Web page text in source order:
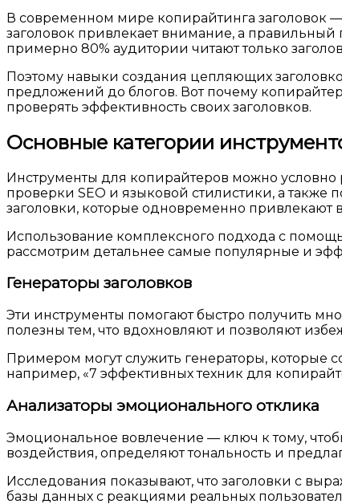
В современном мире копирайтинга заголовок
заголовок привлекает внимание, а правильный
примерно 80% аудитории читают только
Поэтому навыки создания цепляющих
предложений до блогов. Вот почему
проверять эффективность своих заголовков.
Основные категории
Инструменты для копирайтеров можно условно
проверки SEO и языковой стилистики, а также
заголовки, которые одновременно
Использование комплексного подхода с
рассмотрим детальнее самые популярные и
Генераторы заголовков
Эти инструменты помогают быстро получить
полезны тем, что вдохновляют и позволяют
Примером могут служить генераторы, которые
например, «7 эффективных техник для
Анализаторы эмоционального отклика
Эмоциональное вовлечение — ключ к тому,
воздействия, определяют тональность и
Исследования показывают, что заголовки с
базы данных с реакциями реальных